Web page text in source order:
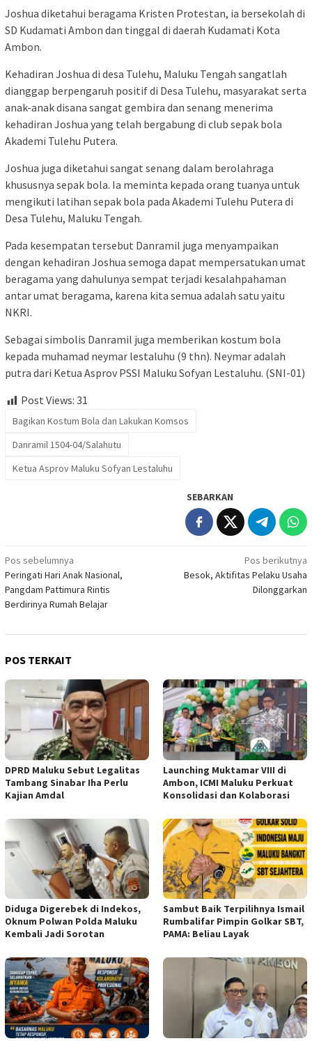
Joshua diketahui beragama Kristen Protestan, ia bersekolah di
SD Kudamati Ambon dan tinggal di daerah Kudamati Kota
Ambon.
Kehadiran Joshua di desa Tulehu, Maluku Tengah sangatlah
dianggap berpengaruh positif di Desa Tulehu, masyarakat serta
anak-anak disana sangat gembira dan senang menerima
kehadiran Joshua yang telah bergabung di club sepak bola
Akademi Tulehu Putera.
Joshua juga diketahui sangat senang dalam berolahraga
khususnya sepak bola. Ia meminta kepada orang tuanya untuk
mengikuti latihan sepak bola pada Akademi Tulehu Putera di
Desa Tulehu, Maluku Tengah.
Pada kesempatan tersebut Danramil juga menyampaikan
dengan kehadiran Joshua semoga dapat mempersatukan umat
beragama yang dahulunya sempat terjadi kesalahpahaman
antar umat beragama, karena kita semua adalah satu yaitu
NKRI.
Sebagai simbolis Danramil juga memberikan kostum bola
kepada muhamad neymar lestaluhu (9 thn). Neymar adalah
putra dari Ketua Asprov PSSI Maluku Sofyan Lestaluhu. (SNI-01)
Post Views: 31
Bagikan Kostum Bola dan Lakukan Komsos
Danramil 1504-04/Salahutu
Ketua Asprov Maluku Sofyan Lestaluhu
SEBARKAN
Navigasi
pos
Pos sebelumnya
Peringati Hari Anak Nasional,
Pangdam Pattimura Rintis
Berdirinya Rumah Belajar
Pos berikutnya
Besok, Aktifitas Pelaku Usaha
Dilonggarkan
POS TERKAIT
DPRD Maluku Sebut Legalitas
Tambang Sinabar Iha Perlu
Kajian Amdal
Launching Muktamar VIII di
Ambon, ICMI Maluku Perkuat
Konsolidasi dan Kolaborasi
Diduga Digerebek di Indekos,
Oknum Polwan Polda Maluku
Kembali Jadi Sorotan
Sambut Baik Terpilihnya Ismail
Rumbalifar Pimpin Golkar SBT,
PAMA: Beliau Layak